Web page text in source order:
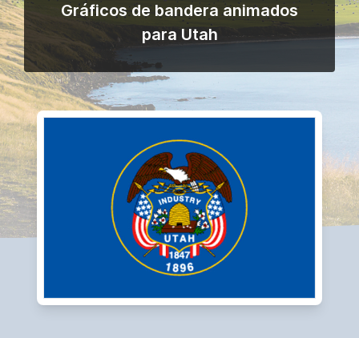
Gráficos de bandera animados
para Utah